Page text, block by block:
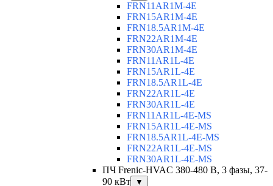
FRN11AR1M-4E
FRN15AR1M-4E
FRN18.5AR1M-4E
FRN22AR1M-4E
FRN30AR1M-4E
FRN11AR1L-4E
FRN15AR1L-4E
FRN18.5AR1L-4E
FRN22AR1L-4E
FRN30AR1L-4E
FRN11AR1L-4E-MS
FRN15AR1L-4E-MS
FRN18.5AR1L-4E-MS
FRN22AR1L-4E-MS
FRN30AR1L-4E-MS
ПЧ Frenic-HVAC 380-480 В, 3 фазы, 37-
90 кВт
▼